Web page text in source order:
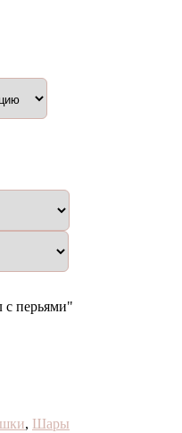
с перьями"
, Шары